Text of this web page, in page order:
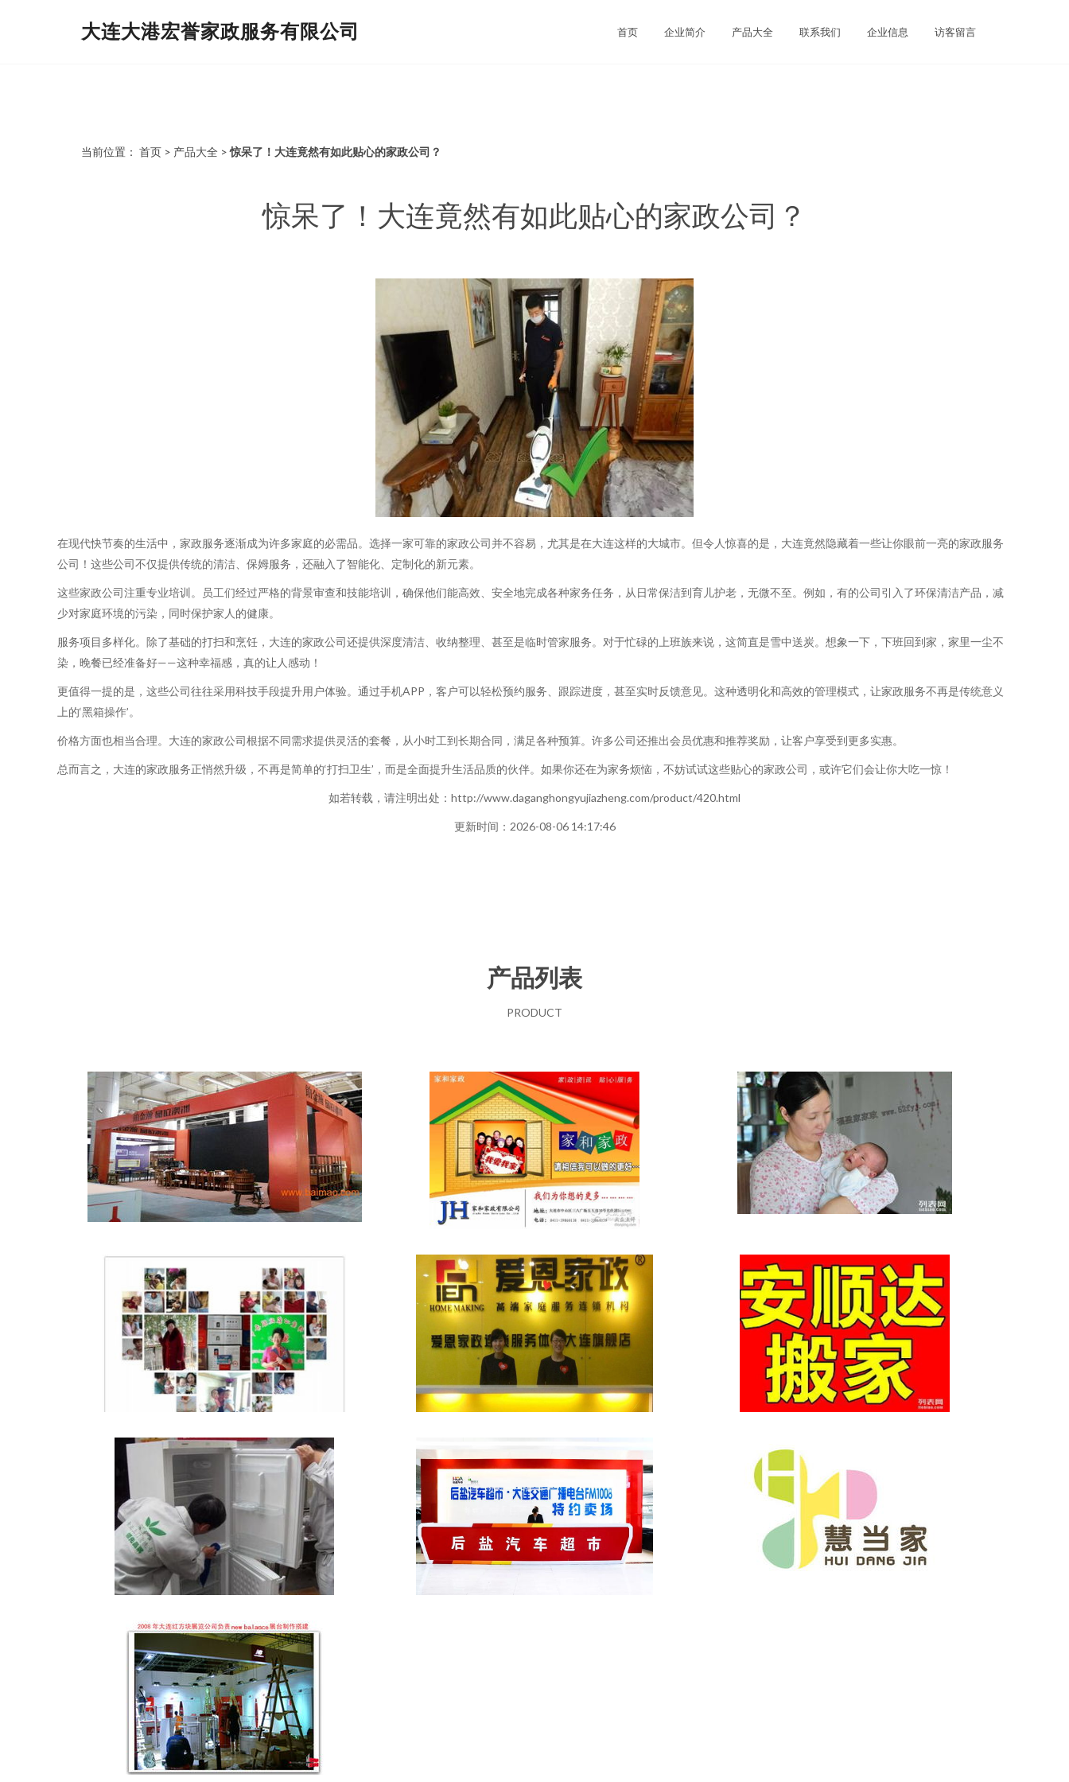
大连大港宏誉家政服务有限公司 首页 企业简介 产品大全 联系我们 企业信息 访客留言
当前位置： 首页 > 产品大全 > 惊呆了！大连竟然有如此贴心的家政公司？
惊呆了！大连竟然有如此贴心的家政公司？
在现代快节奏的生活中，家政服务逐渐成为许多家庭的必需品。选择一家可靠的家政公司并不容易，尤其是在大连这样的大城市。但令人惊喜的是，大连竟然隐藏着一些让你眼前一亮的家政服务
公司！这些公司不仅提供传统的清洁、保姆服务，还融入了智能化、定制化的新元素。
这些家政公司注重专业培训。员工们经过严格的背景审查和技能培训，确保他们能高效、安全地完成各种家务任务，从日常保洁到育儿护老，无微不至。例如，有的公司引入了环保清洁产品，减
少对家庭环境的污染，同时保护家人的健康。
服务项目多样化。除了基础的打扫和烹饪，大连的家政公司还提供深度清洁、收纳整理、甚至是临时管家服务。对于忙碌的上班族来说，这简直是雪中送炭。想象一下，下班回到家，家里一尘不
染，晚餐已经准备好——这种幸福感，真的让人感动！
更值得一提的是，这些公司往往采用科技手段提升用户体验。通过手机APP，客户可以轻松预约服务、跟踪进度，甚至实时反馈意见。这种透明化和高效的管理模式，让家政服务不再是传统意义
上的‘黑箱操作’。
价格方面也相当合理。大连的家政公司根据不同需求提供灵活的套餐，从小时工到长期合同，满足各种预算。许多公司还推出会员优惠和推荐奖励，让客户享受到更多实惠。
总而言之，大连的家政服务正悄然升级，不再是简单的‘打扫卫生’，而是全面提升生活品质的伙伴。如果你还在为家务烦恼，不妨试试这些贴心的家政公司，或许它们会让你大吃一惊！
如若转载，请注明出处：http://www.daganghongyujiazheng.com/product/420.html
更新时间：2026-08-06 14:17:46
产品列表
PRODUCT